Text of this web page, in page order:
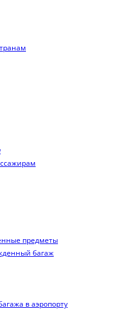
предметы
багаж
в аэропорту